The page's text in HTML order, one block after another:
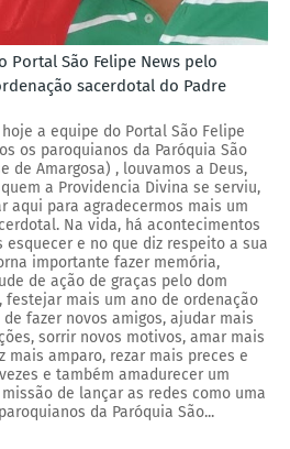
Portal São Felipe News pelo
sacerdotal do Padre
a equipe do Portal São Felipe
os paroquianos da Paróquia São
de Amargosa) , louvamos a Deus,
a Providencia Divina se serviu,
aqui para agradecermos mais um
Na vida, há acontecimentos
e no que diz respeito a sua
importante fazer memória,
de ação de graças pelo dom
festejar mais um ano de ordenação
fazer novos amigos, ajudar mais
sorrir novos motivos, amar mais
mais amparo, rezar mais preces e
e também amadurecer um
de lançar as redes como uma
da Paróquia São...